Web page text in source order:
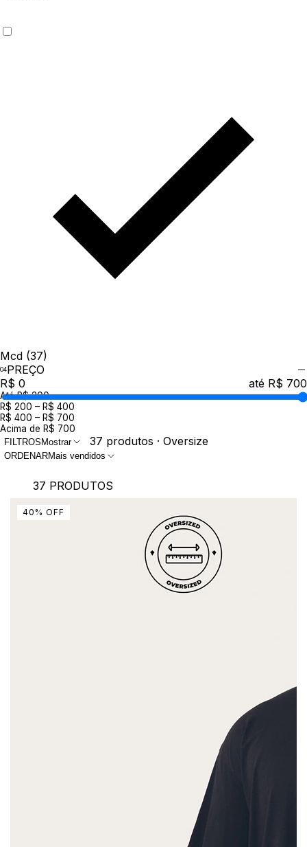
Mcd (37)
PREÇO
R$ 0
até R$ 700
Até R$ 200
R$ 200 – R$ 400
R$ 400 – R$ 700
Acima de R$ 700
FILTROS Mostrar 37 produtos · Oversize
ORDENARMais vendidos
37 PRODUTOS
40 % OFF